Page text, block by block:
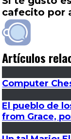
cafecito por
Artículos
Computer
El pueblo de
from Grace,